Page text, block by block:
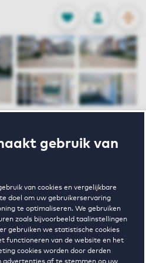
gebruik van
van cookies en vergelijkbare
doel om uw gebruikerservaring
te optimaliseren. We gebruiken
zoals bijvoorbeeld taalinstellingen
gebruiken we statistische cookies
functioneren van de website en het
cookies worden door derden
FAVORIETEN
Opgeslagen
INLOGGEN